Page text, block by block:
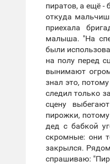
пиратов, а ещё -
откуда
приехала
малыша. "На
были
на полу перед
вынимают
знал это,
следил только
сцену
пирожки,
дед с бабкой
скромные: они
закрылся.
спрашиваю: